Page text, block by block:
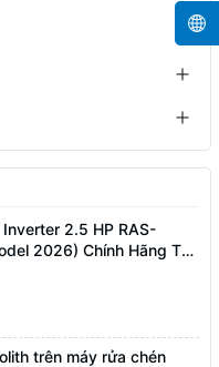
2.5 HP RAS-
2026) Chính Hãng Tại
trên máy rửa chén